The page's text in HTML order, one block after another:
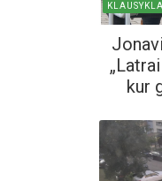
KLAUSYKLA
kur